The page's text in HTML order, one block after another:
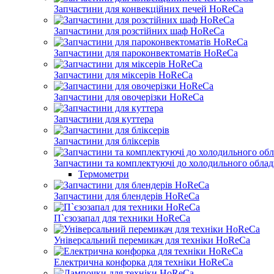
Запчастини для конвекційних печей HoReCa
Запчастини для розстійних шаф HoReCa
Запчастини для пароконвектоматів HoReCa
Запчастини для міксерів HoReCa
Запчастини для овочерізки HoReCa
Запчастини для куттера
Запчастини для бліксерів
Запчастини та комплектуючі до холодильного
Термометри
Запчастини для блендерів HoReCa
П`єзозапал для техники HoReCa
Універсальний перемикач для техніки HoReCa
Електрична конфорка для техніки HoReCa